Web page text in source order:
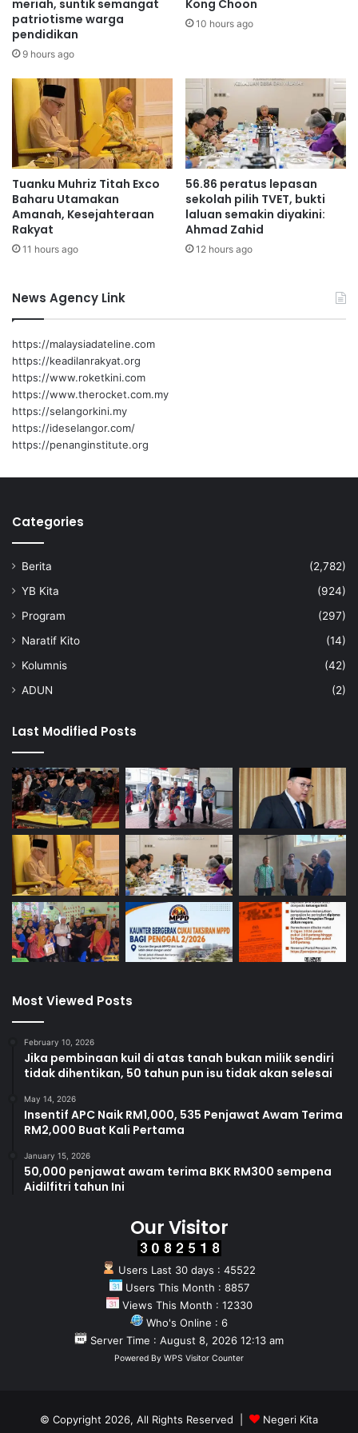
Perkhidmatan Cemerlang (APC) Tahun 2025 selepas
melalui proses penilaian prestasi melibatkan 5,877
pegawai tetap dan kontrak di bawah Pentadbiran Kerajaan
Pemilihan dibuat berdasarkan prestasi, disiplin, komitmen
dan nilai kerja cemerlang dengan jumlah penerima tidak
melebihi lapan peratus daripada keseluruhan anggota
perkhidmatan.
Setiausaha Kerajaan Negeri Sembilan
Dato’ Mohd Zafir Ibrahim penjawat awam
k
o
R
m
b
a
U
u
B
e
n
d
u
l
a
P
e
n
u
l
a
r
e
i
n
T
i
u
s
m
i
n
u
d
d
i
n
p
a
d
S
J
K
T
T
a
m
p
i
n
meriah, suntik semangat
patriotisme warga
pendidikan
9 hours ago
Kong Choon
10 hours ago
Tuanku Muhriz Titah Exco
Baharu Utamakan
Amanah, Kesejahteraan
Rakyat
11 hours ago
56.86 peratus lepasan
sekolah pilih TVET, bukti
laluan semakin diyakini:
Ahmad Zahid
12 hours ago
News Agency Link
https://malaysiadateline.com
https://keadilanrakyat.org
https://www.roketkini.com
https://www.therocket.com.my
https://selangorkini.my
https://ideselangor.com/
https://penanginstitute.org
Categories
Berita
(2,782)
YB Kita
(924)
Program
(297)
Naratif Kito
(14)
Kolumnis
(42)
ADUN
(2)
Last Modified Posts
Most Viewed Posts
February 10, 2026
Jika pembinaan kuil di atas tanah bukan milik sendiri
tidak dihentikan, 50 tahun pun isu tidak akan selesai
May 14, 2026
Insentif APC Naik RM1,000, 535 Penjawat Awam Terima
RM2,000 Buat Kali Pertama
January 15, 2026
50,000 penjawat awam terima BKK RM300 sempena
Aidilfitri tahun Ini
Our Visitor
Users Last 30 days : 45522
Users This Month : 8857
Views This Month : 12330
Who's Online : 6
Server Time : August 8, 2026 12:13 am
Powered By WPS Visitor Counter
© Copyright 2026, All Rights Reserved | Negeri Kita